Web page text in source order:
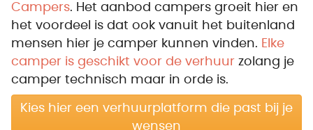
Campers. Het aanbod campers groeit hier en
het voordeel is dat ook vanuit het buitenland
mensen hier je camper kunnen vinden. Elke
camper is geschikt voor de verhuur zolang je
camper technisch maar in orde is.
Kies hier een verhuurplatform die past bij je
wensen